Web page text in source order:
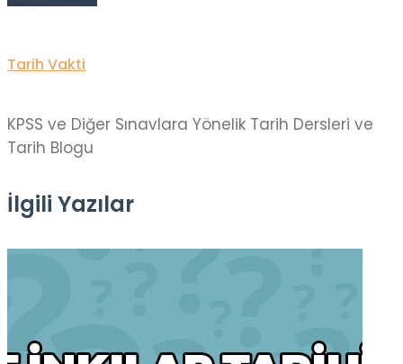
Tarih Vakti
KPSS ve Diğer Sınavlara Yönelik Tarih Dersleri ve
Tarih Blogu
İlgili Yazılar